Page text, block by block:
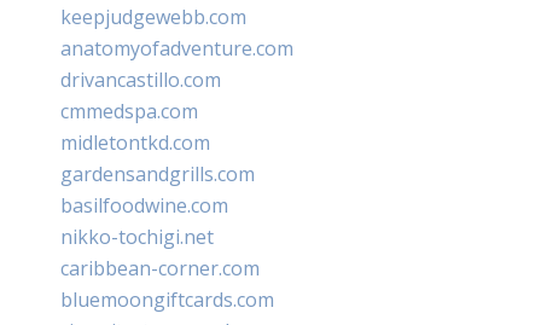
keepjudgewebb.com
anatomyofadventure.com
drivancastillo.com
cmmedspa.com
midletontkd.com
gardensandgrills.com
basilfoodwine.com
nikko-tochigi.net
caribbean-corner.com
bluemoongiftcards.com